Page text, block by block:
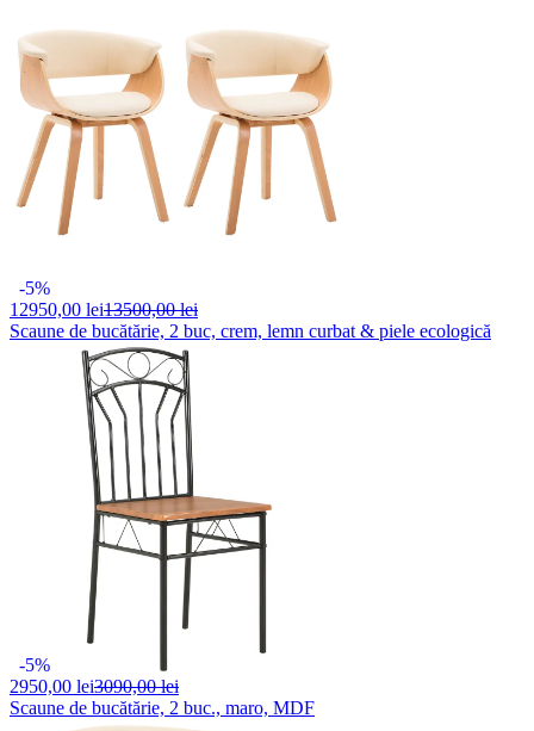
-5%
12950,00 lei13500,00 lei
Scaune de bucătărie, 2 buc, crem, lemn curbat & piele ecologică
-5%
2950,00 lei3090,00 lei
Scaune de bucătărie, 2 buc., maro, MDF